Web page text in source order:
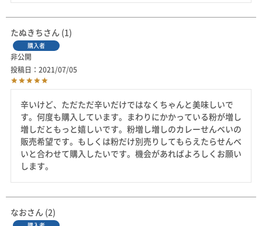
たぬきち 1
購入者
非公開
投稿日
2021/07/05
辛いけど、ただただ辛いだけではなくちゃんと美味しいで
す。何度も購入しています。まわりにかかっている粉が増し
増しだともっと嬉しいです。粉増し増しのカレーせんべいの
販売希望です。もしくは粉だけ別売りしてもらえたらせんべ
いと合わせて購入したいです。機会があればよろしくお願い
します。
なお 2